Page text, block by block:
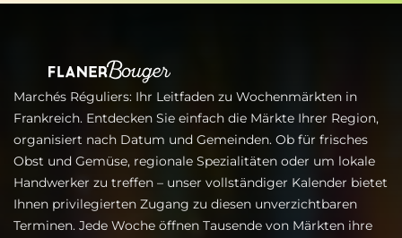
Marchés Réguliers: Ihr Leitfaden zu Wochenmärkten in
Frankreich. Entdecken Sie einfach die Märkte Ihrer Region,
organisiert nach Datum und Gemeinden. Ob für frisches
Obst und Gemüse, regionale Spezialitäten oder um lokale
Handwerker zu treffen – unser vollständiger Kalender bietet
Ihnen privilegierten Zugang zu diesen unverzichtbaren
Terminen. Jede Woche öffnen Tausende von Märkten ihre